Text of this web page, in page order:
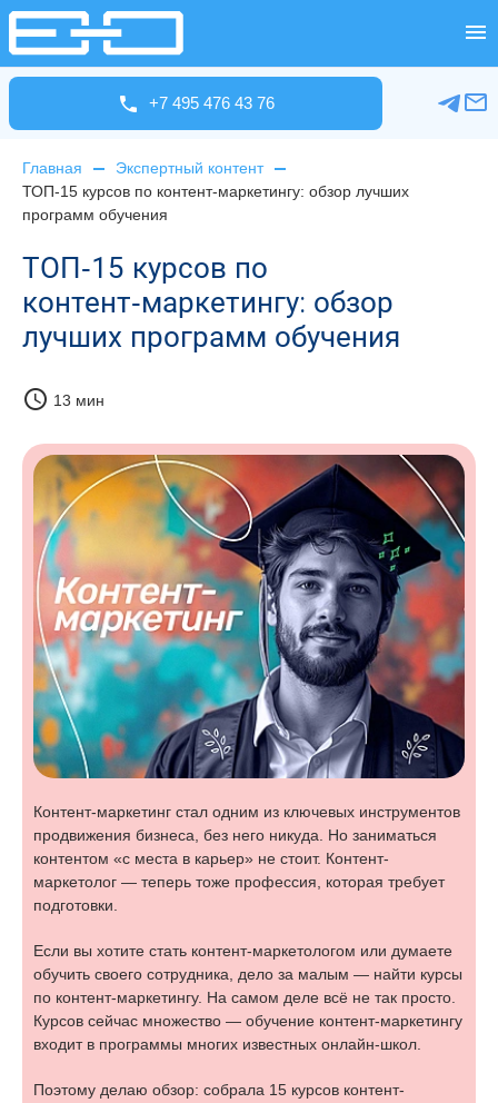
+7 495 476 43 76
Главная
Экспертный контент
ТОП‑15 курсов по контент‑маркетингу: обзор лучших
программ обучения
ТОП‑15 курсов по
контент‑маркетингу: обзор
лучших программ обучения
schedule 13 мин
Контент-маркетинг стал одним из ключевых инструментов
продвижения бизнеса, без него никуда. Но заниматься
контентом «с места в карьер» не стоит. Контент-
маркетолог — теперь тоже профессия, которая требует
подготовки.
Если вы хотите стать контент-маркетологом или думаете
обучить своего сотрудника, дело за малым — найти курсы
по контент-маркетингу. На самом деле всё не так просто.
Курсов сейчас множество — обучение контент-маркетингу
входит в программы многих известных онлайн-школ.
Поэтому делаю обзор: собрала 15 курсов контент-